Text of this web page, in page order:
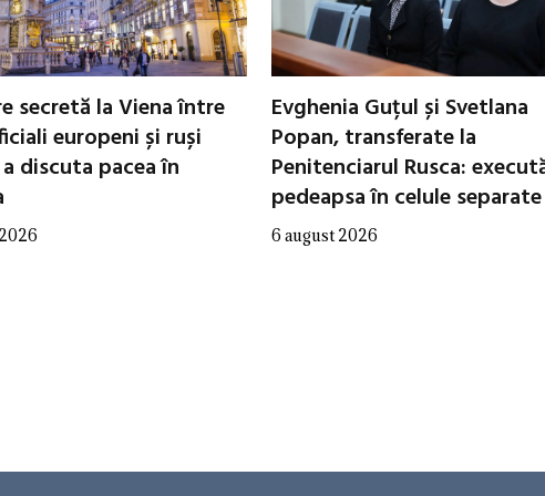
secretă la Viena între
europeni și ruși
discuta pacea în
Evghenia Guțul și Svetlana
Popan, transferate la
Penitenciarul Rusca:
pedeapsa în celule separate
6 august 2026